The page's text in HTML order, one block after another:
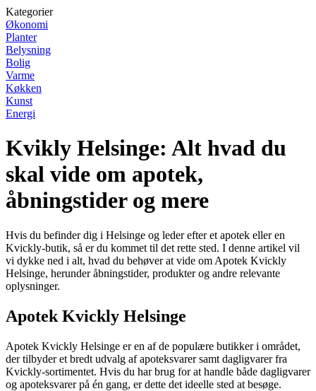
Kategorier
Økonomi
Planter
Belysning
Bolig
Varme
Køkken
Kunst
Energi
Kvikly Helsinge: Alt hvad du
skal vide om apotek,
åbningstider og mere
Hvis du befinder dig i Helsinge og leder efter et apotek eller en
Kvickly-butik, så er du kommet til det rette sted. I denne artikel vil
vi dykke ned i alt, hvad du behøver at vide om Apotek Kvickly
Helsinge, herunder åbningstider, produkter og andre relevante
oplysninger.
Apotek Kvickly Helsinge
Apotek Kvickly Helsinge er en af de populære butikker i området,
der tilbyder et bredt udvalg af apoteksvarer samt dagligvarer fra
Kvickly-sortimentet. Hvis du har brug for at handle både dagligvarer
og apoteksvarer på én gang, er dette det ideelle sted at besøge.